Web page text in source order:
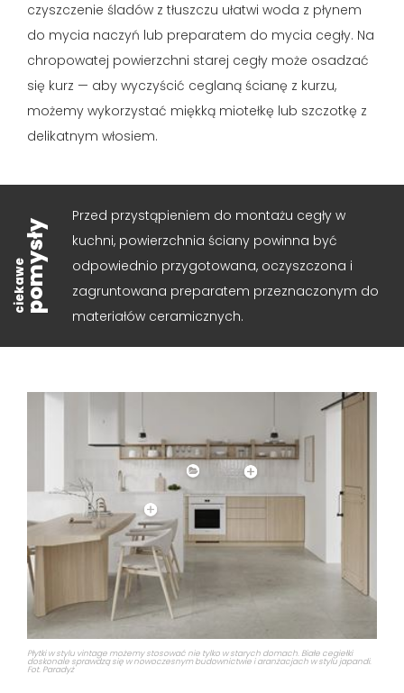
czyszczenie śladów z tłuszczu ułatwi woda z płynem
do mycia naczyń lub preparatem do mycia cegły. Na
chropowatej powierzchni starej cegły może osadzać
się kurz — aby wyczyścić ceglaną ścianę z kurzu,
możemy wykorzystać miękką miotełkę lub szczotkę z
delikatnym włosiem.
ciekawepomysły
Przed przystąpieniem do montażu cegły w
kuchni, powierzchnia ściany powinna być
odpowiednio przygotowana, oczyszczona i
zagruntowana preparatem przeznaczonym do
materiałów ceramicznych.
Płytki w stylu vintage możemy stosować nie tylko w starych domach. Białe cegiełki
doskonale sprawdzą się w nowoczesnym budownictwie i aranżacjach w stylu japandi.
Fot. Paradyż